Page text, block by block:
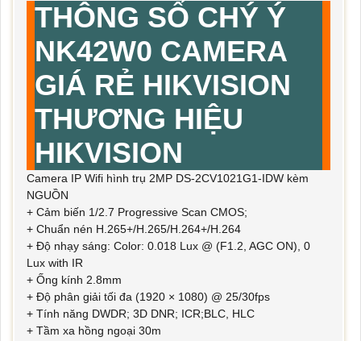
THÔNG SỐ CHÝ Ý
NK42W0 CAMERA
GIÁ RẺ HIKVISION
THƯƠNG HIỆU
HIKVISION
Camera IP Wifi hình trụ 2MP DS-2CV1021G1-IDW kèm
NGUỒN
+ Cảm biến 1/2.7 Progressive Scan CMOS;
+ Chuẩn nén H.265+/H.265/H.264+/H.264
+ Độ nhạy sáng: Color: 0.018 Lux @ (F1.2, AGC ON), 0
Lux with IR
+ Ống kính 2.8mm
+ Độ phân giải tối đa (1920 × 1080) @ 25/30fps
+ Tính năng DWDR; 3D DNR; ICR;BLC, HLC
+ Tầm xa hồng ngoại 30m